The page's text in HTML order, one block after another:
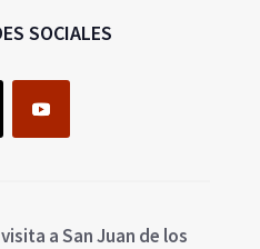
SOCIALES
a San Juan de los